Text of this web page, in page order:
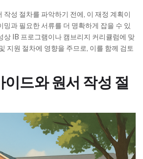
작성 절차를 파악하기 전에, 이 재정 계획이
밍과 필요한 서류를 더 명확하게 잡을 수 있
상 IB 프로그램이나 캠브리지 커리큘럼에 맞
지원 절차에 영향을 주므로, 이를 함께 검토
이드와 원서 작성 절